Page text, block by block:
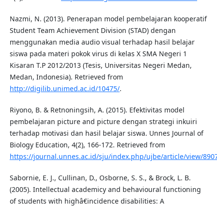
Nazmi, N. (2013). Penerapan model pembelajaran kooperatif
Student Team Achievement Division (STAD) dengan
menggunakan media audio visual terhadap hasil belajar
siswa pada materi pokok virus di kelas X SMA Negeri 1
Kisaran T.P 2012/2013 (Tesis, Universitas Negeri Medan,
Medan, Indonesia). Retrieved from
http://digilib.unimed.ac.id/10475/.
Riyono, B. & Retnoningsih, A. (2015). Efektivitas model
pembelajaran picture and picture dengan strategi inkuiri
terhadap motivasi dan hasil belajar siswa. Unnes Journal of
Biology Education, 4(2), 166-172. Retrieved from
https://journal.unnes.ac.id/sju/index.php/ujbe/article/view/
Sabornie, E. J., Cullinan, D., Osborne, S. S., & Brock, L. B.
(2005). Intellectual academicy and behavioural functioning
of students with highâ€incidence disabilities: A